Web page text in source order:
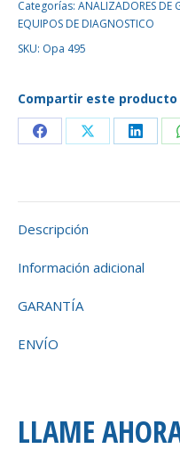
Categorías: ANALIZADORES DE
EQUIPOS DE DIAGNOSTICO
SKU: Opa 495
Compartir este producto
Descripción
Información adicional
GARANTÍA
ENVÍO
LLAME